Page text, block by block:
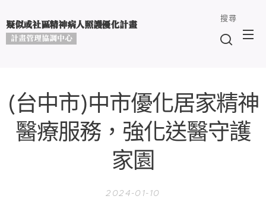
疑似或社區精神病人照護優化計畫
計畫管理協調中心
搜尋
(台中市)中市優化居家精神
醫療服務，強化送醫守護
家園
2024-01-10